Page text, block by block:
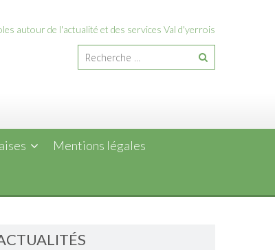
autour de l'actualité et des services Val d'yerrois
Mentions légales